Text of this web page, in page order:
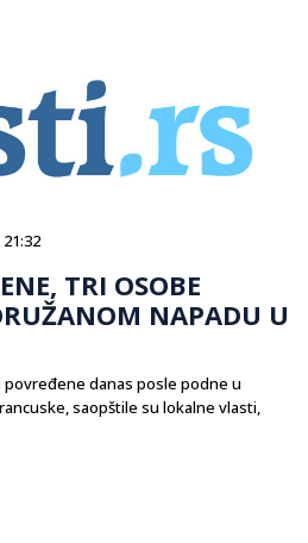
21:32
TRI OSOBE
NAPADU U
danas posle podne u
saopštile su lokalne vlasti,